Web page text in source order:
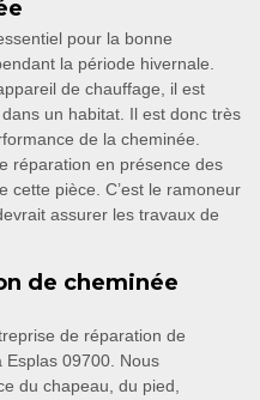
pour la bonne
la période hivernale.
de chauffage, il est
un habitat. Il est donc très
de la cheminée.
réparation en présence des
cette pièce. C’est le ramoneur
assurer les travaux de
de cheminée
de réparation de
Esplas 09700. Nous
du chapeau, du pied,